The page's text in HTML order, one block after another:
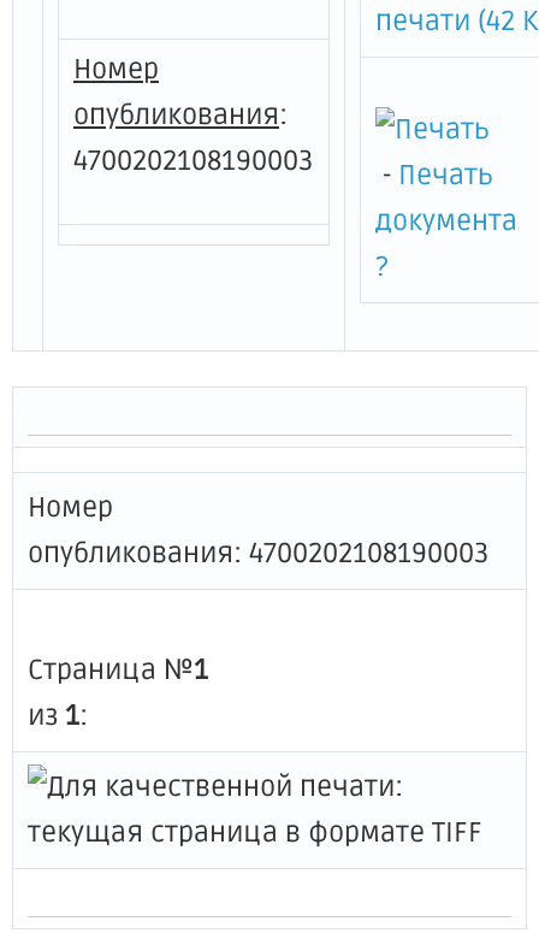
Номер
опубликования:
4700202108190003
печати (42
- Печать
документа
?
Номер
опубликования: 4700202108190003
Страница №1
из 1: